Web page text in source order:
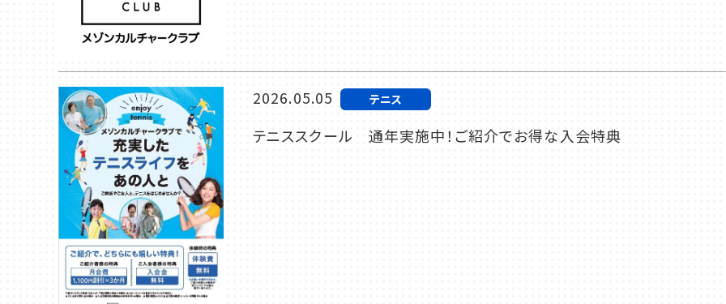
2026.05.05 テニス
テニススクール 通年実施中！ご紹介でお得な入会特典